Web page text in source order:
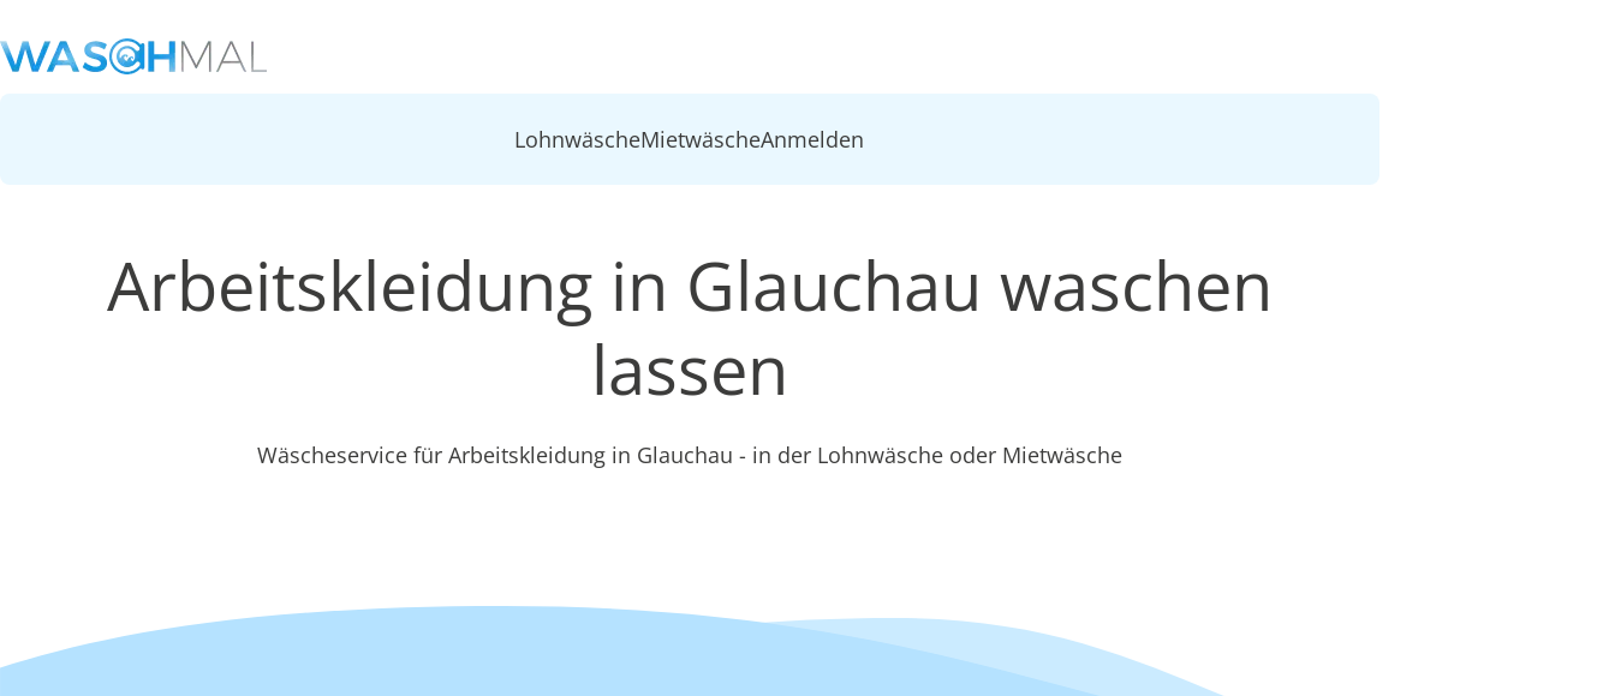
LohnwäscheMietwäscheAnmelden
Arbeitskleidung in Glauchau waschen
lassen
Wäscheservice für Arbeitskleidung in Glauchau - in der Lohnwäsche oder Mietwäsche